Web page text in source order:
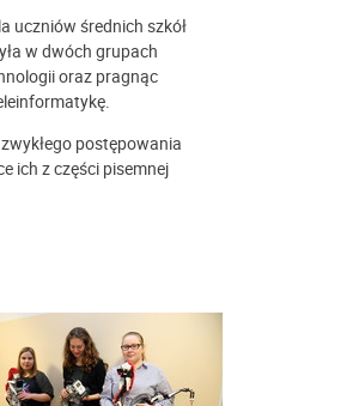
uczniów średnich szkół
w dwóch grupach
oraz pragnąc
postępowania
ich z części pisemnej